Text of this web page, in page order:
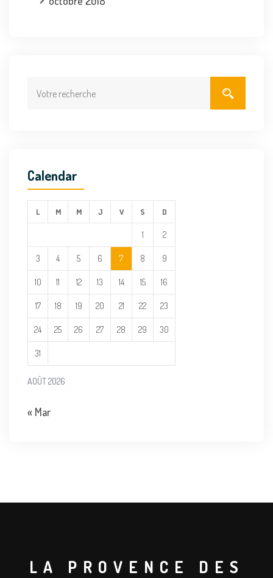
Calendar
AOÛT 2026
L M M J V S D
1 2
3 4 5 6 7 8 9
10 11 12 13 14 15 16
17 18 19 20 21 22 23
24 25 26 27 28 29 30
31
« Mar
LA PROVENCE DES